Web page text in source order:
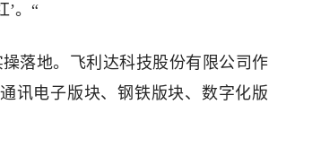
’。“
落地。飞利达科技股份有限公司作
讯电子版块、钢铁版块、数字化版